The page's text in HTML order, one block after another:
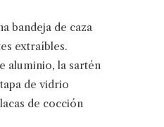
bandeja de caza
extraíbles.
aluminio, la sartén
de vidrio
de cocción